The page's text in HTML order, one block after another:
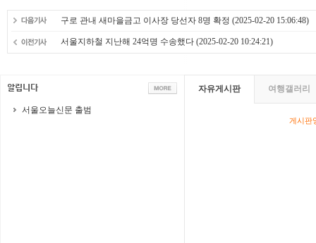
구로 관내 새마을금고 이사장 당선자 8명 확정 (2025-02-20 15:06:48)
서울지하철 지난해 24억명 수송했다 (2025-02-20 10:24:21)
서울오늘신문 출범
자유게시판 여행갤러리
게시판